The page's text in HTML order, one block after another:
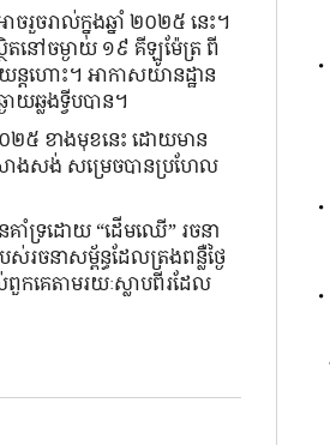
រាល់​ក្នុង​ឆ្នាំ ២០២៥ ​នេះ។
តនៅចម្ងាយ ១៩ គីឡូម៉ែត្រ ពី​
ត​ហោះ។ អាកាស​យានដ្ឋាន​
ឆ្លងទ្វីប​បាន​។
០២៥ ​ខាង​មុខ​នេះ ​ដោយ​មាន​
សាងសង់ សម្រេចបានប្រហែល
ាំទ្រ​ដោយ​ “ដើមឈើ” ​រចនា​
ចនា​សម្ព័ន្ធ​ដែល​ត្រង​ពន្លឺ​ថ្ងៃ
កគេ​តាម​រយៈ​ស្លាប​ពីរ​ដែល​